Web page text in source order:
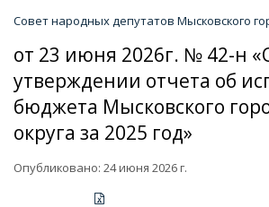
Совет народных депутатов Мысковского
от 23 июня 2026г. № 42-н
утверждении отчета об
бюджета Мысковского
округа за 2025 год»
Опубликовано: 24 июня 2026 г.